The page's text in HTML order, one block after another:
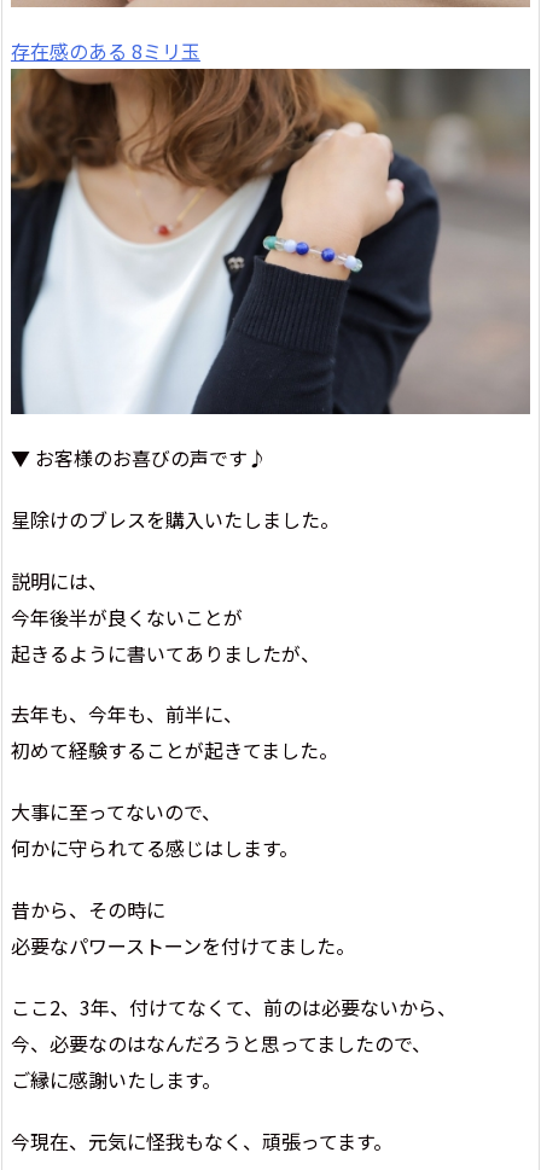
存在感のある 8ミリ玉
▼ お客様のお喜びの声です♪
星除けのブレスを購入いたしました。
説明には、
今年後半が良くないことが
起きるように書いてありましたが、
去年も、今年も、前半に、
初めて経験することが起きてました。
大事に至ってないので、
何かに守られてる感じはします。
昔から、その時に
必要なパワーストーンを付けてました。
ここ2、3年、付けてなくて、前のは必要ないから、
今、必要なのはなんだろうと思ってましたので、
ご縁に感謝いたします。
今現在、元気に怪我もなく、頑張ってます。